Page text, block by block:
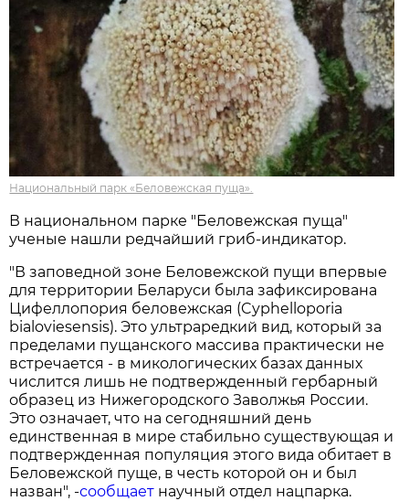
Национальный парк «Беловежская пуща».
В национальном парке "Беловежская пуща"
ученые нашли редчайший гриб-индикатор.
"В заповедной зоне Беловежской пущи впервые
для территории Беларуси была зафиксирована
Цифеллопория беловежская (Cyphelloporia
bialoviesensis). Это ультраредкий вид, который за
пределами пущанского массива практически не
встречается - в микологических базах данных
числится лишь не подтвержденный гербарный
образец из Нижегородского Заволжья России.
Это означает, что на сегодняшний день
единственная в мире стабильно существующая и
подтвержденная популяция этого вида обитает в
Беловежской пуще, в честь которой он и был
назван", -сообщает научный отдел нацпарка.